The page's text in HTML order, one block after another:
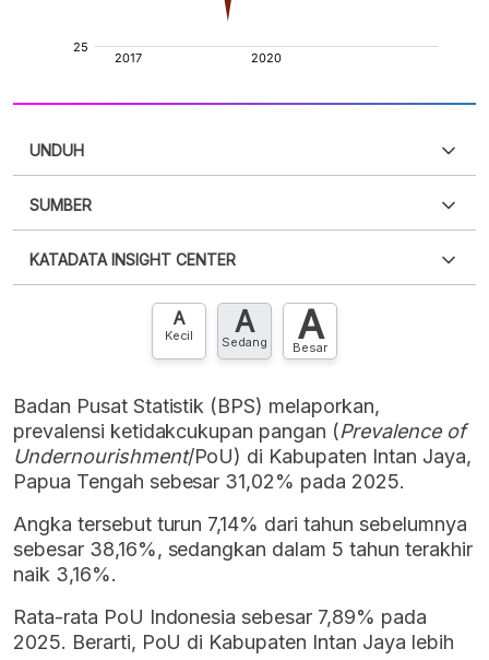
UNDUH
XLS
SUMBER
punya akun?Silakan Daftar sekarang
KATADATA INSIGHT CENTER
Hubungi sekarang »
A
Kecil A
Sedang A
Besar
Badan Pusat Statistik (BPS) melaporkan,
prevalensi ketidakcukupan pangan (Prevalence of
Undernourishment/PoU) di Kabupaten Intan Jaya,
Papua Tengah sebesar 31,02% pada 2025.
Angka tersebut turun 7,14% dari tahun sebelumnya
sebesar 38,16%, sedangkan dalam 5 tahun terakhir
naik 3,16%.
Rata-rata PoU Indonesia sebesar 7,89% pada
2025. Berarti, PoU di Kabupaten Intan Jaya lebih